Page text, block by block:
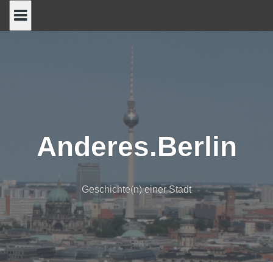
Anderes.Berlin
Geschichte(n) einer Stadt